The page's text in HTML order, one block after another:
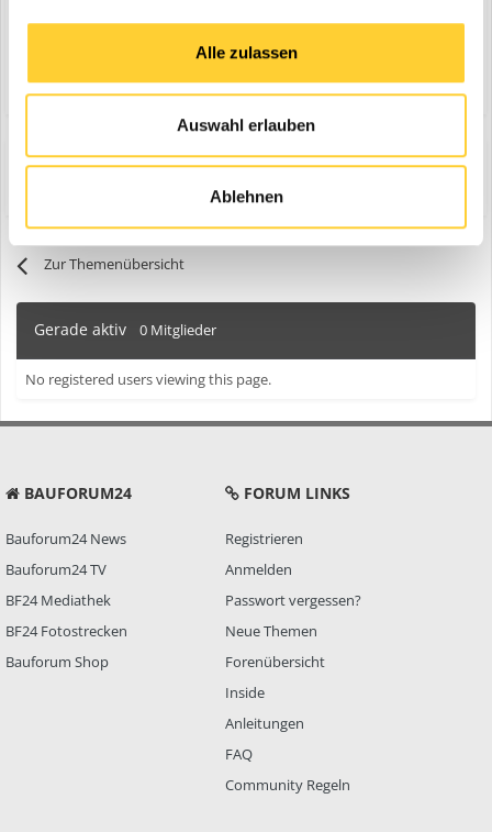
Alle zulassen
Auswahl erlauben
Ablehnen
Antworte auf dieses Thema...
Zur Themenübersicht
Gerade aktiv 0 Mitglieder
No registered users viewing this page.
BAUFORUM24
Bauforum24 News
Bauforum24 TV
BF24 Mediathek
BF24 Fotostrecken
Bauforum Shop
FORUM LINKS
Registrieren
Anmelden
Passwort vergessen?
Neue Themen
Forenübersicht
Inside
Anleitungen
FAQ
Community Regeln